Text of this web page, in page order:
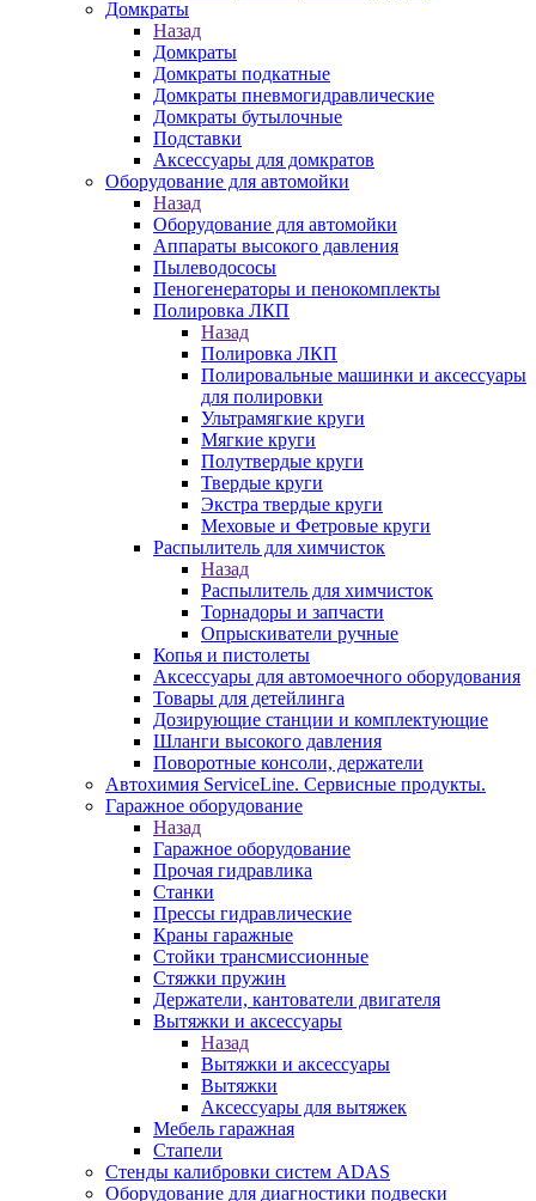
Домкраты
Назад
Домкраты
Домкраты подкатные
Домкраты пневмогидравлические
Домкраты бутылочные
Подставки
Аксессуары для домкратов
Оборудование для автомойки
Назад
Оборудование для автомойки
Аппараты высокого давления
Пылеводососы
Пеногенераторы и пенокомплекты
Полировка ЛКП
Назад
Полировка ЛКП
Полировальные машинки и аксессуары
для полировки
Ультрамягкие круги
Мягкие круги
Полутвердые круги
Твердые круги
Экстра твердые круги
Меховые и Фетровые круги
Распылитель для химчисток
Назад
Распылитель для химчисток
Торнадоры и запчасти
Опрыскиватели ручные
Копья и пистолеты
Аксессуары для автомоечного оборудования
Товары для детейлинга
Дозирующие станции и комплектующие
Шланги высокого давления
Поворотные консоли, держатели
Автохимия ServiceLine. Сервисные продукты.
Гаражное оборудование
Назад
Гаражное оборудование
Прочая гидравлика
Станки
Прессы гидравлические
Краны гаражные
Стойки трансмиссионные
Стяжки пружин
Держатели, кантователи двигателя
Вытяжки и аксессуары
Назад
Вытяжки и аксессуары
Вытяжки
Аксессуары для вытяжек
Мебель гаражная
Стапели
Стенды калибровки систем ADAS
Оборудование для диагностики подвески